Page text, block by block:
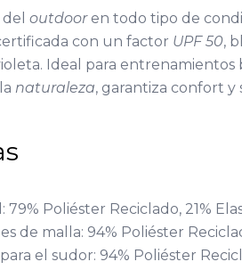
outdooren todo tipo de
con un factor UPF 50,
Ideal para entrenamientos
naturaleza, garantiza confort
79% Poliéster Reciclado, 21%
de malla: 94% Poliéster
el sudor: 94% Poliéster